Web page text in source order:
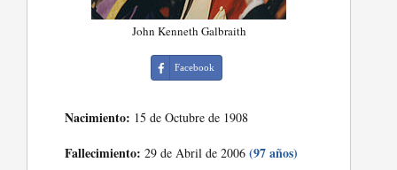
John Kenneth Galbraith
Facebook
Nacimiento: 15 de Octubre de 1908
Fallecimiento: 29 de Abril de 2006(97 años)